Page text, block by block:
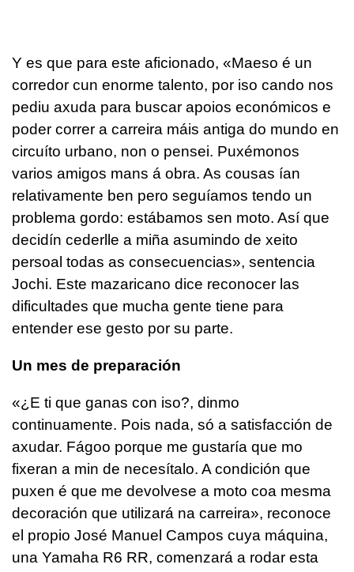
Y es que para este aficionado, «Maeso é un
corredor cun enorme talento, por iso cando nos
pediu axuda para buscar apoios económicos e
poder correr a carreira máis antiga do mundo en
circuíto urbano, non o pensei. Puxémonos
varios amigos mans á obra. As cousas ían
relativamente ben pero seguíamos tendo un
problema gordo: estábamos sen moto. Así que
decidín cederlle a miña asumindo de xeito
persoal todas as consecuencias», sentencia
Jochi. Este mazaricano dice reconocer las
dificultades que mucha gente tiene para
entender ese gesto por su parte.
Un mes de preparación
«¿ E ti que ganas con iso?, dinmo
continuamente. Pois nada, só a satisfacción de
axudar. Fágoo porque me gustaría que mo
fixeran a min de necesítalo. A condición que
puxen é que me devolvese a moto coa mesma
decoración que utilizará na carreira», reconoce
el propio José Manuel Campos cuya máquina,
una Yamaha R6 RR, comenzará a rodar esta